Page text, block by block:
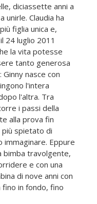
diciassette anni a
unirle. Claudia ha
figlia unica e,
24 luglio 2011
la vita potesse
tanto generosa
nasce con
l'intera
l'altra. Tra
i passi della
alla prova fin
più spietato di
Eppure
bimba travolgente,
e con una
di nove anni con
fino in fondo, fino